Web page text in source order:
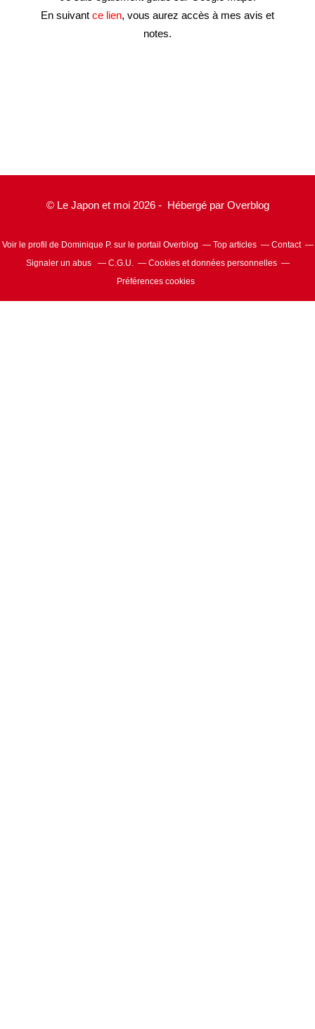
En suivant ce lien, vous aurez accès à mes avis et
notes.
© Le Japon et moi 2026 - Hébergé par Overblog
Voir le profil de Dominique P. sur le portail Overblog Top articles
Contact
Signaler un abus
C.G.U.
Cookies et données personnelles
Préférences cookies